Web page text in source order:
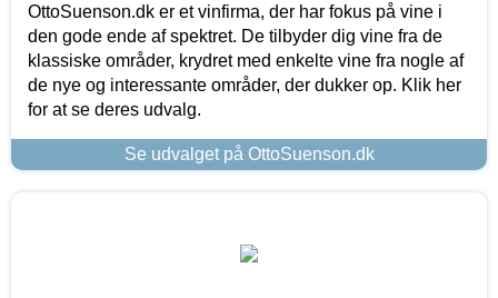
OttoSuenson.dk er et vinfirma, der har fokus på vine i
den gode ende af spektret. De tilbyder dig vine fra de
klassiske områder, krydret med enkelte vine fra nogle af
de nye og interessante områder, der dukker op. Klik her
for at se deres udvalg.
Se udvalget på OttoSuenson.dk